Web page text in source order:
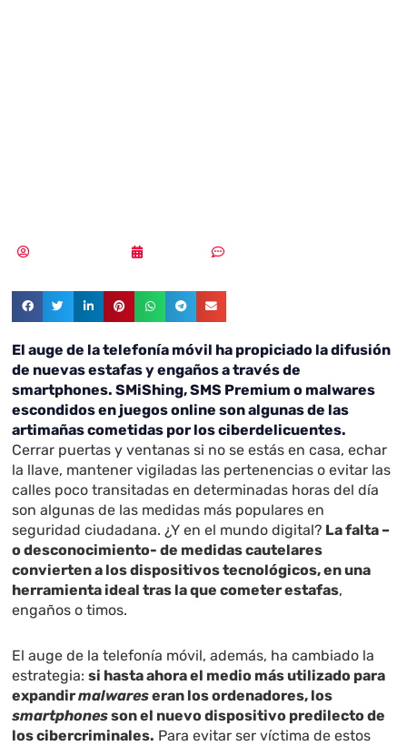
El auge de la telefonía móvil ha propiciado la difusión
de nuevas estafas y engaños a través de
smartphones.SMiShing,SMS Premium o malwares
escondidos en juegos online son algunas de las
artimañas cometidas por los ciberdelicuentes.
Cerrar puertas y ventanas si no se estás en casa, echar
la llave, mantener vigiladas las pertenencias o evitar las
calles poco transitadas en determinadas horas del día
son algunas de las medidas más populares en
seguridad ciudadana. ¿Y en el mundo digital? La falta –
o desconocimiento- de medidas cautelares
convierten a los dispositivos tecnológicos, en una
herramienta ideal tras la que cometer estafas,
engaños o timos.
El auge de la telefonía móvil, además, ha cambiado la
estrategia:si hasta ahora el medio más utilizado para
expandirmalwareseran los ordenadores, los
smartphonesson el nuevo dispositivo predilecto de
los cibercriminales. Para evitar ser víctima de estos